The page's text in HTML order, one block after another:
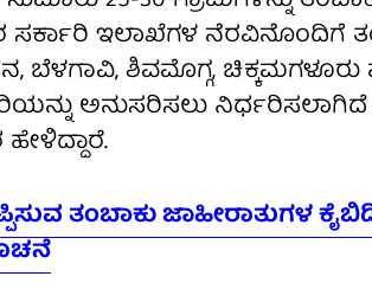
ಸರ್ಕಾರಿ ಇಲಾಖೆಗಳ ನೆರವಿನೊಂದಿಗೆ
ಬೆಳಗಾವಿ, ಶಿವಮೊಗ್ಗ, ಚಿಕ್ಕಮಗಳೂರು
ಅನುಸರಿಸಲು
ತಂಬಾಕು ಜಾಹೀರಾತುಗಳ